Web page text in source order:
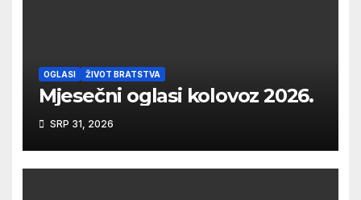
OGLASI ŽIVOT BRATSTVA
Mjesečni oglasi kolovoz 2026.
SRP 31, 2026